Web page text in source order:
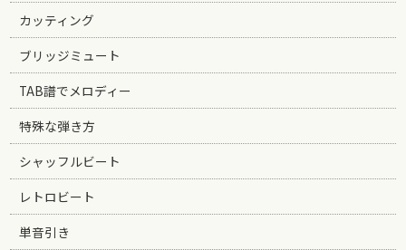
カッティング
ブリッジミュート
TAB譜でメロディー
特殊な弾き方
シャッフルビート
レトロビート
単音引き